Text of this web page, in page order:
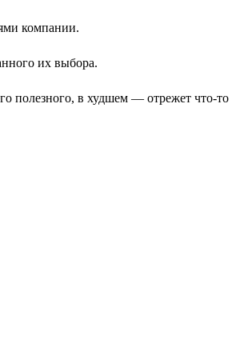
компании.
их выбора.
полезного, в худшем — отрежет что-то